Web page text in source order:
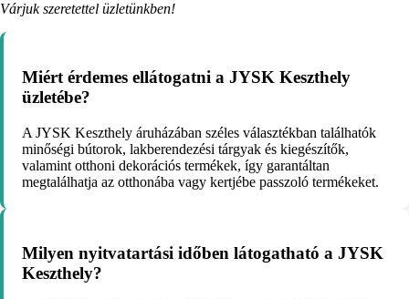
Várjuk szeretettel üzletünkben!
Miért érdemes ellátogatni a JYSK Keszthely
üzletébe?
A JYSK Keszthely áruházában széles választékban találhatók
minőségi bútorok, lakberendezési tárgyak és kiegészítők,
valamint otthoni dekorációs termékek, így garantáltan
megtalálhatja az otthonába vagy kertjébe passzoló termékeket.
Milyen nyitvatartási időben látogatható a JYSK
Keszthely?